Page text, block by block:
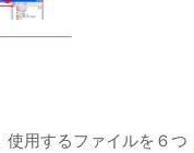
使用するファイルを６つ